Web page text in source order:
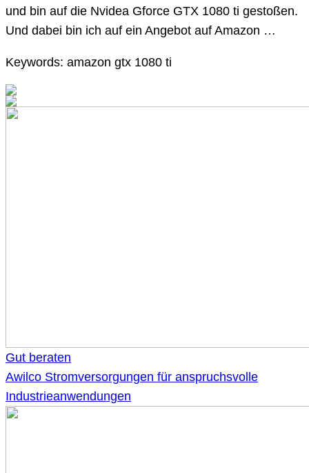
und bin auf die Nvidea Gforce GTX 1080 ti gestoßen.
Und dabei bin ich auf ein Angebot auf Amazon …
Keywords: amazon gtx 1080 ti
Gut beraten
Awilco Stromversorgungen für anspruchsvolle
Industrieanwendungen